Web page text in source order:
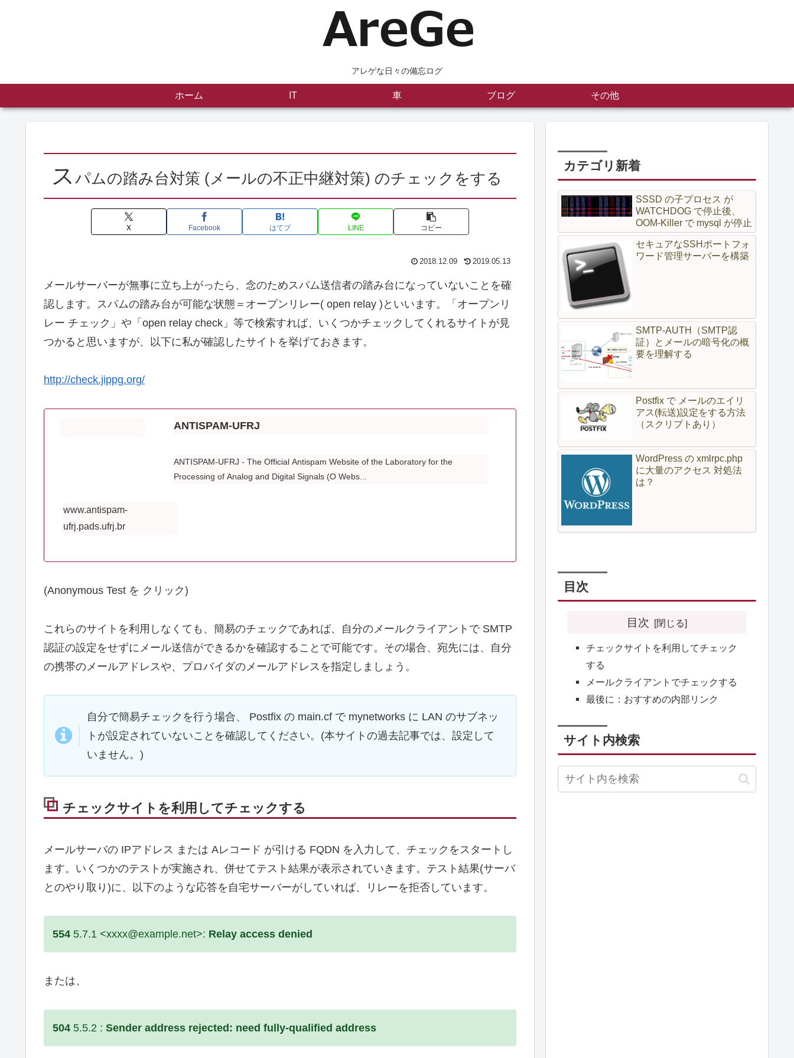
アレゲな日々の備忘ログ
ホーム IT 車 ブログ その他
ス パムの踏み台対策 (メールの不正中継対策) のチェックをする
X Facebook はてブ LINE コピー
2018.12.09 2019.05.13
メールサーバーが無事に立ち上がったら、念のためスパム送信者の踏み台になっていないことを確
認します。スパムの踏み台が可能な状態＝オープンリレー( open relay )といいます。「オープンリ
レー チェック」や「open relay check」等で検索すれば、いくつかチェックしてくれるサイトが見
つかると思いますが、以下に私が確認したサイトを挙げておきます。
http://check.jippg.org/
ANTISPAM-UFRJ
ANTISPAM-UFRJ - The Official Antispam Website of the Laboratory for the
Processing of Analog and Digital Signals (O Webs...
www.antispam-
ufrj.pads.ufrj.br
(Anonymous Test を クリック)
これらのサイトを利用しなくても、簡易のチェックであれば、自分のメールクライアントで SMTP
認証の設定をせずにメール送信ができるかを確認することで可能です。その場合、宛先には、自分
の携帯のメールアドレスや、プロバイダのメールアドレスを指定しましょう。
自分で簡易チェックを行う場合、 Postfix の main.cf で mynetworks に LAN のサブネッ
トが設定されていないことを確認してください。(本サイトの過去記事では、設定して
いません。)
チェックサイトを利用してチェックする
メールサーバの IPアドレス または Aレコード が引ける FQDN を入力して、チェックをスタートし
ます。いくつかのテストが実施され、併せてテスト結果が表示されていきます。テスト結果(サーバ
とのやり取り)に、以下のような応答を自宅サーバーがしていれば、リレーを拒否しています。
554 5.7.1 <xxxx@example.net>: Relay access denied
または、
504 5.5.2 : Sender address rejected: need fully-qualified address
カテゴリ新着
SSSD の子プロセス が
WATCHDOG で停止後、
OOM-Killer で mysql が停止
セキュアなSSHポートフォ
ワード管理サーバーを構築
SMTP-AUTH（SMTP認
証）とメールの暗号化の概
要を理解する
Postfix で メールのエイリ
アス(転送)設定をする方法
（スクリプトあり）
WordPress の xmlrpc.php
に大量のアクセス 対処法
は？
目次
目次
チェックサイトを利用してチェック
する
メールクライアントでチェックする
最後に：おすすめの内部リンク
サイト内検索